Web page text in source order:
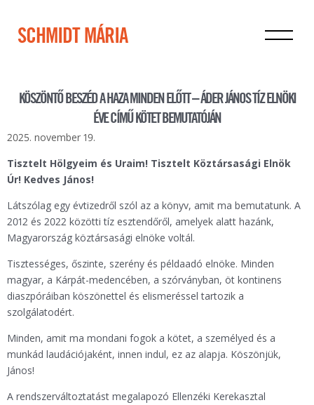
SCHMIDT MÁRIA
KÖSZÖNTŐ BESZÉD A HAZA MINDEN ELŐTT – ÁDER JÁNOS TÍZ ELNÖKI
ÉVE CÍMŰ KÖTET BEMUTATÓJÁN
2025. november 19.
Tisztelt Hölgyeim és Uraim! Tisztelt Köztársasági Elnök
Úr! Kedves János!
Látszólag egy évtizedről szól az a könyv, amit ma bemutatunk. A
2012 és 2022 közötti tíz esztendőről, amelyek alatt hazánk,
Magyarország köztársasági elnöke voltál.
Tisztességes, őszinte, szerény és példaadó elnöke. Minden
magyar, a Kárpát-medencében, a szórványban, öt kontinens
diaszpóráiban köszönettel és elismeréssel tartozik a
szolgálatodért.
Minden, amit ma mondani fogok a kötet, a személyed és a
munkád laudációjaként, innen indul, ez az alapja. Köszönjük,
János!
A rendszerváltoztatást megalapozó Ellenzéki Kerekasztal